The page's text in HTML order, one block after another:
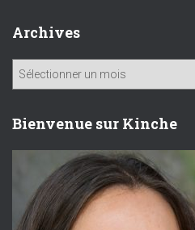
Archives
h
Bienvenue sur Kinche